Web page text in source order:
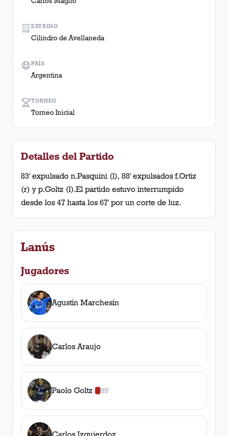
TORNEO
Torneo Inicial
ESTADIO
Cilindro de Avellaneda
PAÍS
Argentina
Detalles del Partido
83' expulsado n.Pasquini (l), 88' expulsados f.Ortiz
(r) y p.Goltz (l).El partido estuvo interrumpido
desde los 47 hasta los 67' por un corte de luz.
Lanús
Jugadores
Agustín Marchesín
Carlos Araujo
Paolo Goltz 89'
0amarilla